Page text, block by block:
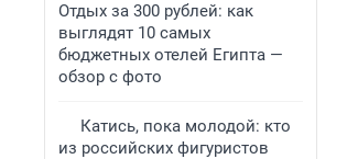
Отдых за 300 рублей: как
выглядят 10 самых
бюджетных отелей Египта —
обзор с фото
Катись, пока молодой: кто
из российских фигуристов